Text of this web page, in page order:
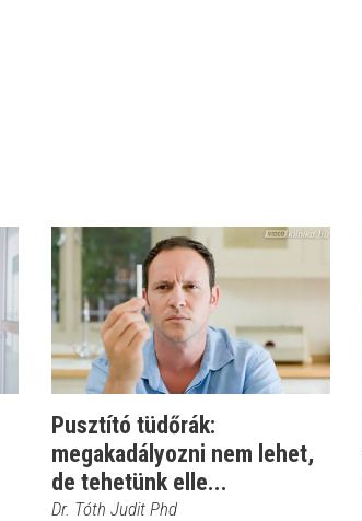
Pusztító tüdőrák:
megakadályozni nem lehet,
de tehetünk elle...
Dr. Tóth Judit Phd